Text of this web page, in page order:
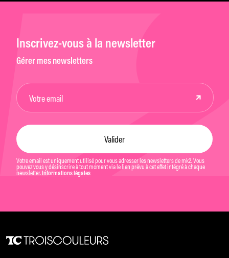
Inscrivez-vous à la newsletter
Gérer mes newsletters
Votre email est uniquement utilisé pour vous adresser les newsletters de mk2. Vous
pouvez vous y désinscrire à tout moment via le lien prévu à cet effet intégré à chaque
newsletter. Informations légales